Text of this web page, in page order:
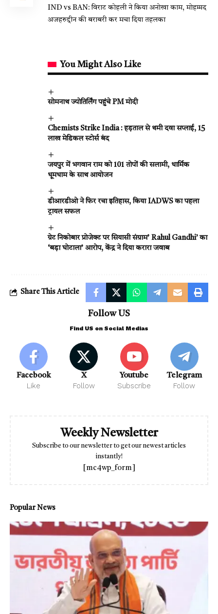
IND vs BAN: विराट कोहली ने किया अनोखा काम, मोहम्मद
अजहरुद्दीन की बराबरी कर मचा दिया तहलका
You Might Also Like
सोमनाथ ज्योतिर्लिंग पहुंचे PM मोदी
Chemists Strike India : हड़ताल से थमी दवा सप्लाई, 15
लाख मेडिकल स्टोर्स बंद
जयपुर में भगवान राम को 101 तोपों की सलामी, धार्मिक
धूमधाम के साथ आयोजन
डीआरडीओ ने फिर रचा इतिहास, किया IADWS का पहला
ट्रायल सफल
ग्रेट निकोबार प्रोजेक्ट पर सियासी संग्राम’ Rahul Gandhi’ का
‘बड़ा घोटाला’ आरोप, केंद्र ने दिया करारा जवाब
Share This Article
Follow US
Find US on Social Medias
Facebook
Like
X
Follow
Youtube
Subscribe
Telegram
Follow
Weekly Newsletter
Subscribe to our newsletter to get our newest articles
instantly!
[mc4wp_form]
Popular News